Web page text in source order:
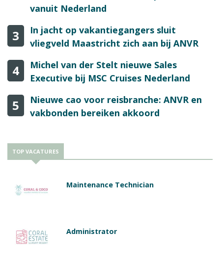
vanuit Nederland
3
In jacht op vakantiegangers sluit
vliegveld Maastricht zich aan bij ANVR
4
Michel van der Stelt nieuwe Sales
Executive bij MSC Cruises Nederland
5
Nieuwe cao voor reisbranche: ANVR en
vakbonden bereiken akkoord
TOP VACATURES
Maintenance Technician
Administrator